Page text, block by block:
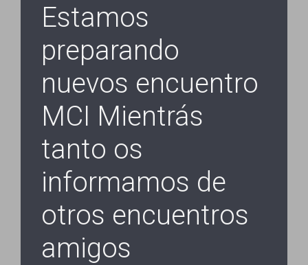
Estamos
preparando
nuevos encuentro
MCI Mientrás
tanto os
informamos de
otros encuentros
amigos